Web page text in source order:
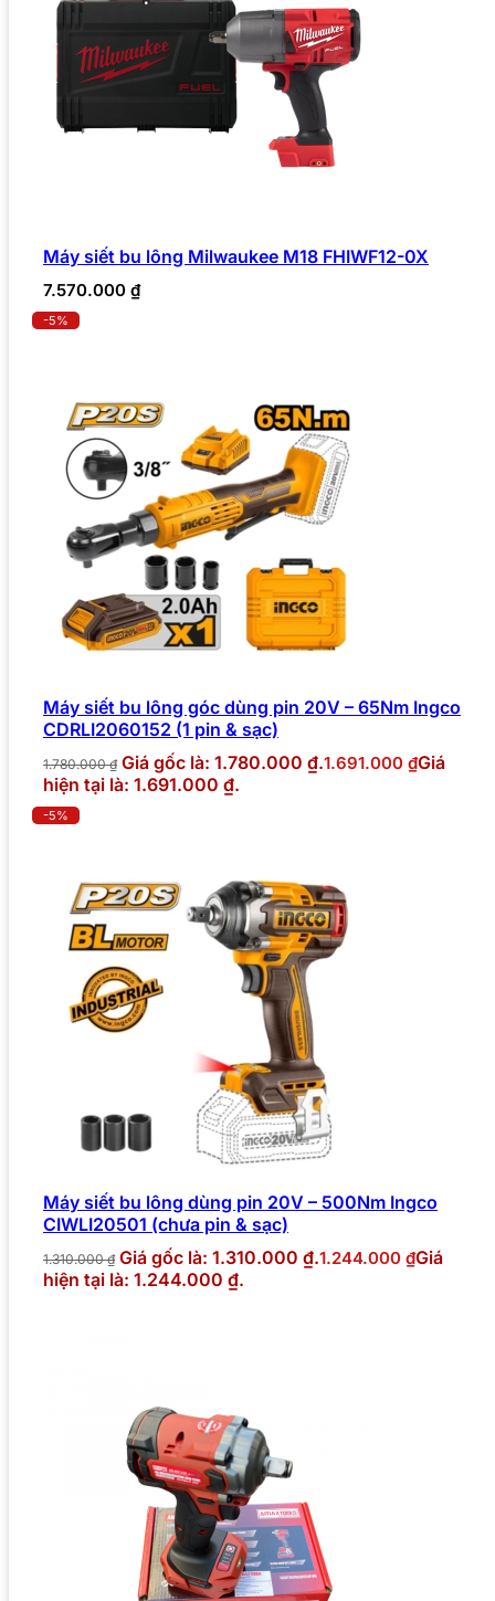
Máy siết bu lông Milwaukee M18 FHIWF12-0X
7.570.000 ₫
-5%
Máy siết bu lông góc dùng pin 20V – 65Nm Ingco
CDRLI2060152 (1 pin & sạc)
1.780.000₫ Giá gốc là: 1.780.000 ₫.1.691.000 ₫Giá
hiện tại là: 1.691.000 ₫.
-5%
Máy siết bu lông dùng pin 20V – 500Nm Ingco
CIWLI20501 (chưa pin & sạc)
1.310.000₫ Giá gốc là: 1.310.000 ₫.1.244.000 ₫Giá
hiện tại là: 1.244.000 ₫.